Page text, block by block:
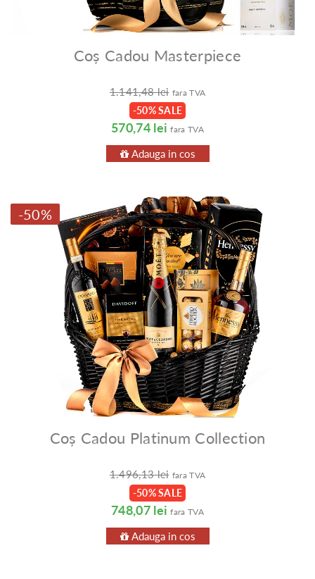
Coș Cadou Masterpiece
1.141,48 lei fara TVA
-50% SALE
570,74 lei fara TVA
Adauga in cos
-50%
Coș Cadou Platinum Collection
1.496,13 lei fara TVA
-50% SALE
748,07 lei fara TVA
Adauga in cos